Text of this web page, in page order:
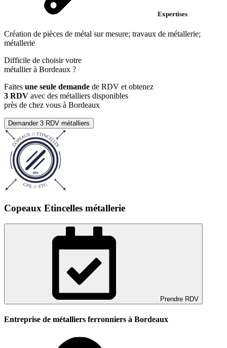
Expertises
Création de pièces de métal sur mesure; travaux de métallerie;
métallerie
Difficile de choisir votre
métallier à Bordeaux ?
Faites une seule demande de RDV et obtenez
3 RDV avec des métalliers disponibles
près de chez vous à Bordeaux
Demander 3 RDV métalliers
Copeaux Etincelles métallerie
Prendre RDV
Entreprise de métalliers ferronniers à Bordeaux